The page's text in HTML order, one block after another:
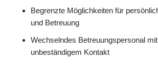
Begrenzte Möglichkeiten für
und Betreuung
Wechselndes Betreuungspersonal mit
unbeständigem Kontakt